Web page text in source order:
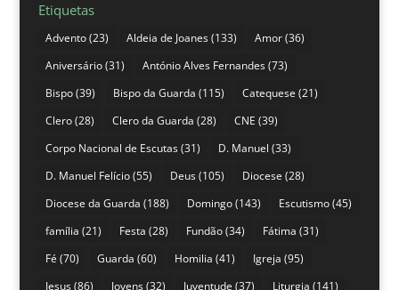
Etiquetas
Advento(23) Aldeia de Joanes(133) Amor(36)
Aniversário(31) António Alves Fernandes(73)
Bispo(39) Bispo da Guarda (115) Catequese (21)
Clero(28) Clero da Guarda (28) CNE (39)
Corpo Nacional de Escutas(31) D. Manuel (33)
D. Manuel Felício(55) Deus(105) Diocese (28)
Diocese da Guarda (188) Domingo(143) Escutismo(45)
família (21) Festa (28) Fundão(34) Fátima (31)
Fé (70) Guarda (60) Homilia (41) Igreja (95)
Jesus(86) Jovens(32) Juventude (37) Liturgia (141)